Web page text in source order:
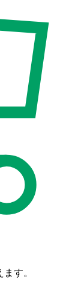
す。